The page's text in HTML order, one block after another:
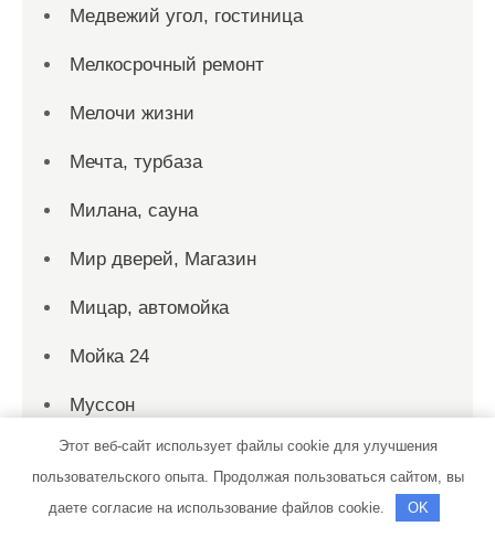
Медвежий угол, гостиница
Мелкосрочный ремонт
Мелочи жизни
Мечта, турбаза
Милана, сауна
Мир дверей, Магазин
Мицар, автомойка
Мойка 24
Муссон
Мустанг, гостевой дом
На Крупской, автомойка
Этот веб-сайт использует файлы cookie для улучшения
пользовательского опыта. Продолжая пользоваться сайтом, вы
даете согласие на использование файлов cookie.
OK